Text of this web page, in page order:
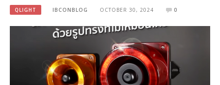
QLIGHT IBCONBLOG OCTOBER 30, 2024 0